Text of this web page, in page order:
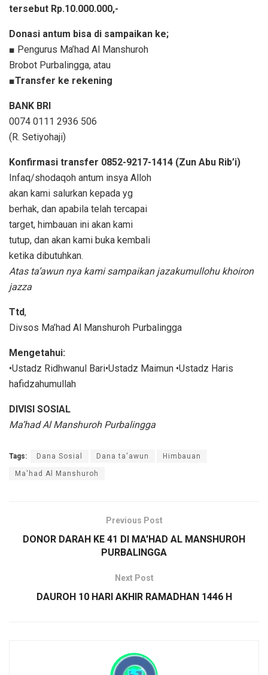
tersebut Rp.10.000.000,-
Donasi antum bisa di sampaikan ke;
■ Pengurus Ma’had Al Manshuroh
Brobot Purbalingga, atau
■Transfer ke rekening
BANK BRI
0074 0111 2936 506
(R. Setiyohaji)
Konfirmasi transfer 0852-9217-1414 (Zun Abu Rib’i)
Infaq/shodaqoh antum insya Alloh
akan kami salurkan kepada yg
berhak, dan apabila telah tercapai
target, himbauan ini akan kami
tutup, dan akan kami buka kembali
ketika dibutuhkan.
Atas ta’awun nya kami sampaikan jazakumullohu khoiron
jazza
Ttd,
Divsos Ma’had Al Manshuroh Purbalingga
Mengetahui:
•Ustadz Ridhwanul Bari•Ustadz Maimun •Ustadz Haris
hafidzahumullah
DIVISI SOSIAL
Ma’had Al Manshuroh Purbalingga
Tags: Dana Sosial Dana ta'awun Himbauan
Ma'had Al Manshuroh
Previous Post
DONOR DARAH KE 41 DI MA'HAD AL MANSHUROH
PURBALINGGA
Next Post
DAUROH 10 HARI AKHIR RAMADHAN 1446 H